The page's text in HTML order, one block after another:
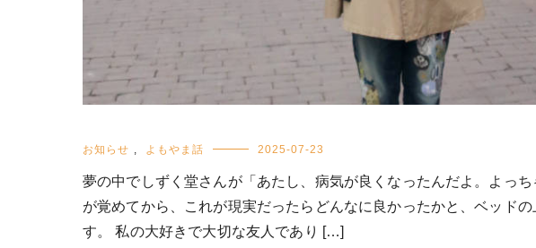
お知らせ , よもやま話 2025-07-23
夢の中でしずく堂さんが「あたし、病気が良くなったんだよ。よっ
が覚めてから、これが現実だったらどんなに良かったかと、ベッド
す。 私の大好きで大切な友人であり […]